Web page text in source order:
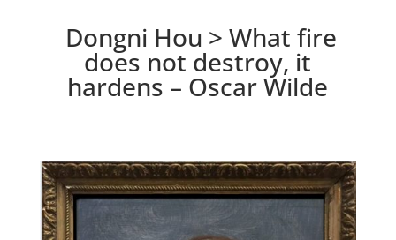
Dongni Hou > What fire
does not destroy, it
hardens – Oscar Wilde